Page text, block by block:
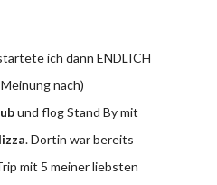
ich dann ENDLICH
nach)
und flog Stand By mit
. Dortin war bereits
mit 5 meiner liebsten